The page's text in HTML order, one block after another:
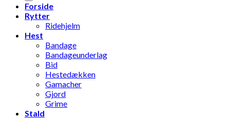
Forside
Rytter
Ridehjelm
Hest
Bandage
Bandageunderlag
Bid
Hestedækken
Gamacher
Gjord
Grime
Stald